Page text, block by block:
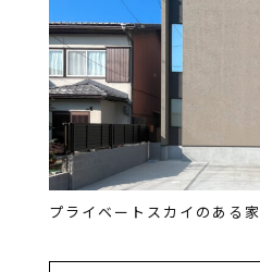
プライベートスカイのある家